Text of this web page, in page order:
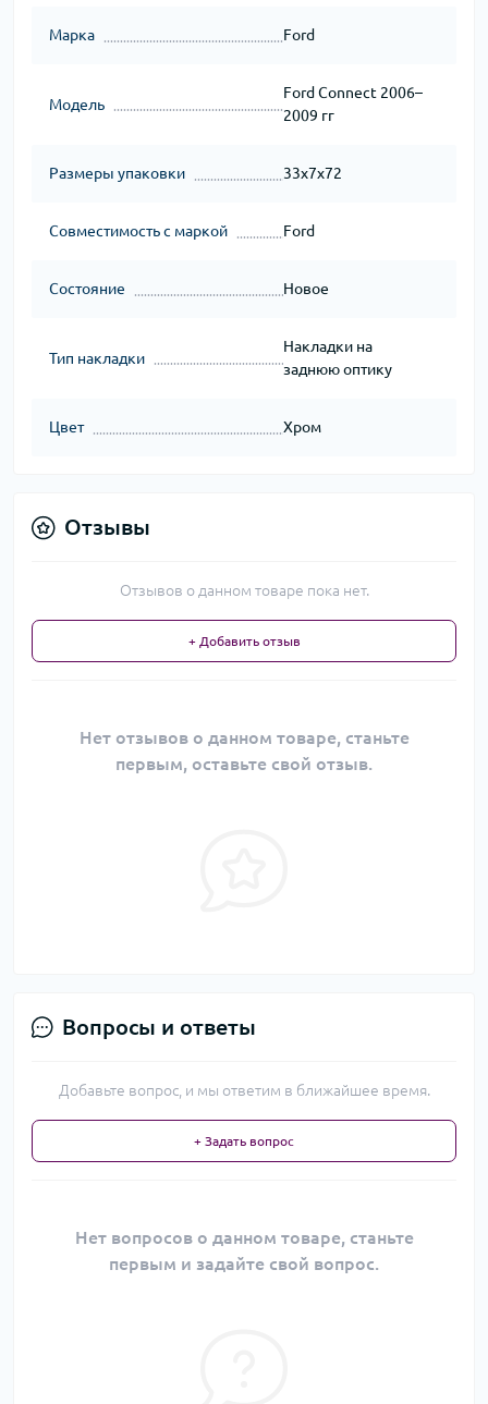
Марка Ford
Модель
Ford Connect 2006–
2009 гг
Размеры упаковки 33x7x72
Совместимость с маркой Ford
Состояние Новое
Тип накладки
Накладки на
заднюю оптику
Цвет Хром
Отзывы
Отзывов о данном товаре пока нет.
+ Добавить отзыв
Нет отзывов о данном товаре, станьте
первым, оставьте свой отзыв.
Вопросы и ответы
Добавьте вопрос, и мы ответим в ближайшее время.
+ Задать вопрос
Нет вопросов о данном товаре, станьте
первым и задайте свой вопрос.